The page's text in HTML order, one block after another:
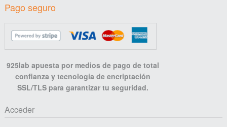
Pago seguro
925lab apuesta por medios de pago de total
confianza y tecnología de encriptación
SSL/TLS para garantizar tu seguridad.
Acceder